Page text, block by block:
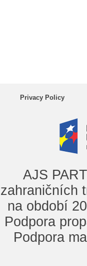
Privacy Policy
AJS
zahraničních
na období
Podpora
Podpora